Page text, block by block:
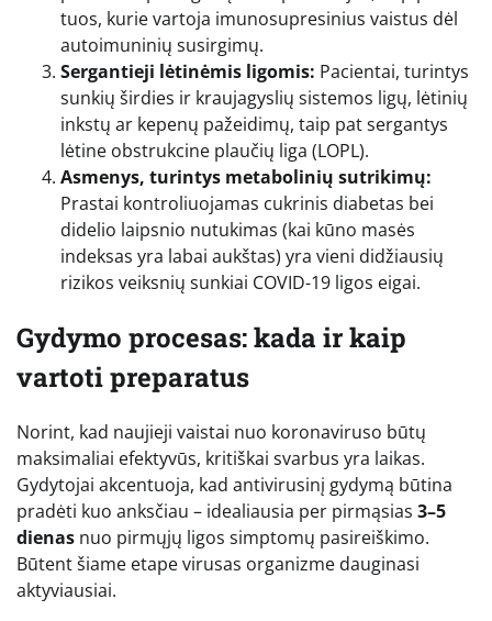
tuos, kurie vartoja imunosupresinius vaistus dėl
autoimuninių susirgimų.
Sergantieji lėtinėmis ligomis: Pacientai, turintys
sunkių širdies ir kraujagyslių sistemos ligų, lėtinių
inkstų ar kepenų pažeidimų, taip pat sergantys
lėtine obstrukcine plaučių liga (LOPL).
Asmenys, turintys metabolinių sutrikimų:
Prastai kontroliuojamas cukrinis diabetas bei
didelio laipsnio nutukimas (kai kūno masės
indeksas yra labai aukštas) yra vieni didžiausių
rizikos veiksnių sunkiai COVID-19 ligos eigai.
Gydymo procesas: kada ir kaip
vartoti preparatus
Norint, kad naujieji vaistai nuo koronaviruso būtų
maksimaliai efektyvūs, kritiškai svarbus yra laikas.
Gydytojai akcentuoja, kad antivirusinį gydymą būtina
pradėti kuo anksčiau – idealiausia per pirmąsias 3–5
dienas nuo pirmųjų ligos simptomų pasireiškimo.
Būtent šiame etape virusas organizme dauginasi
aktyviausiai.